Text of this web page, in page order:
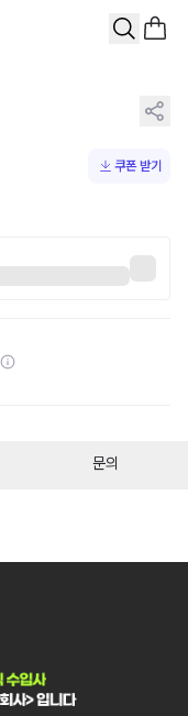
쿠폰 받기
문의